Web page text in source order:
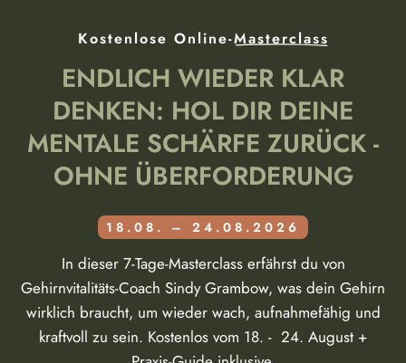
Kostenlose Online-Masterclass
ENDLICH WIEDER KLAR
DENKEN: HOL DIR DEINE
MENTALE SCHÄRFE ZURÜCK -
OHNE ÜBERFORDERUNG
18.08. – 24.08.2026
In dieser 7-Tage-Masterclass erfährst du von
Gehirnvitalitäts-Coach Sindy Grambow, was dein Gehirn
wirklich braucht, um wieder wach, aufnahmefähig und
kraftvoll zu sein. Kostenlos vom 18. - 24. August +